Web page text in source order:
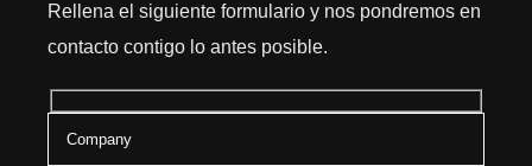
Rellena el siguiente formulario y nos pondremos en
contacto contigo lo antes posible.